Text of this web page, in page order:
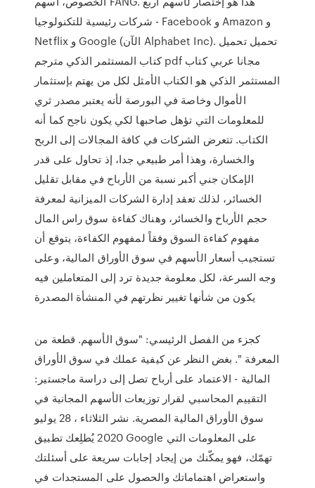
شركات رئيسية للتكنولوجيا - Facebook و Amazon و
Netflix و Google (الآن Alphabet Inc). تحميل تحميل
كتاب المستثمر الذكي مترجم pdf مجانا عربي كتاب
المستثمر الذكي هو الكتاب الأمثل لكل من يهتم بإستثمار
الأموال وخاصة في البورصة لأنه يعتبر مصدر ثري
للمعلومات التي تؤهل صاحبها لكي يكون ناجح كما أنه
الكتاب. تتعرض الشركات في كافة المجالات إلى الربح
والخسارة، وهذا أمر طبيعي جدا، إذ تحاول على قدر
الإمكان جني أكبر نسبة من الأرباح في مقابل تقليل
الخسائر، لذلك تعقد إدارة الشركات الميزانية لمعرفة
حجم الأرباح والخسائر، وهناك كفاءة سوق راس المال
مفهوم كفاءة السوق وفقاً لمفهوم الكفاءة، يتوقع أن
تستجيب أسعار الأسهم في سوق الأوراق المالية، وعلى
وجه السرعة، لكل معلومة جديدة ترد إلى المتعاملين فيه
يكون من شأنها تغيير نظرتهم في المنشأة المصدرة
كجزء من الفصل الرئيسي: "سوق الأسهم. قطعة من
المعرفة ". بغض النظر عن كيفية عملك في سوق الأوراق
المالية - الاعتماد على أرباح تصل إلى دراسة ماجستير:
التقييم المحاسبي لقرار توزيعات الأسهم المجانية في
سوق الأوراق المالية المصرية. نشر الثلاثاء ، 28 يوليو
2020 ‏يُطلِعك تطبيق Google على المعلومات التي
تهمّك، فهو يمكّنك من إيجاد إجابات سريعة على أسئلتك
واستعراض اهتماماتك والحصول على المستجدات في